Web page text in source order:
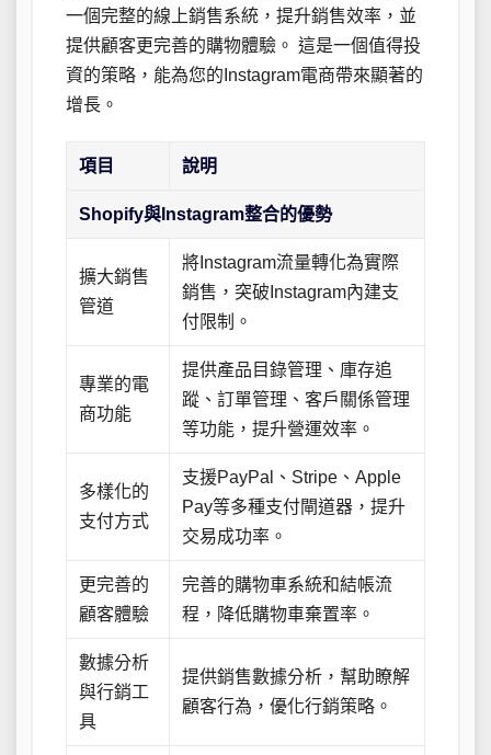
一個完整的線上銷售系統，提升銷售效率，並
提供顧客更完善的購物體驗。 這是一個值得投
資的策略，能為您的Instagram電商帶來顯著的
增長。
項目 說明
Shopify與Instagram整合的優勢
擴大銷售
管道
將Instagram流量轉化為實際
銷售，突破Instagram內建支
付限制。
專業的電
商功能
提供產品目錄管理、庫存追
蹤、訂單管理、客戶關係管理
等功能，提升營運效率。
多樣化的
支付方式
支援PayPal、Stripe、Apple
Pay等多種支付閘道器，提升
交易成功率。
更完善的
顧客體驗
完善的購物車系統和結帳流
程，降低購物車棄置率。
數據分析
與行銷工
具
提供銷售數據分析，幫助瞭解
顧客行為，優化行銷策略。